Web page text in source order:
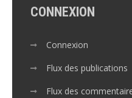
CONNEXION
Connexion
Flux des publications
Flux des